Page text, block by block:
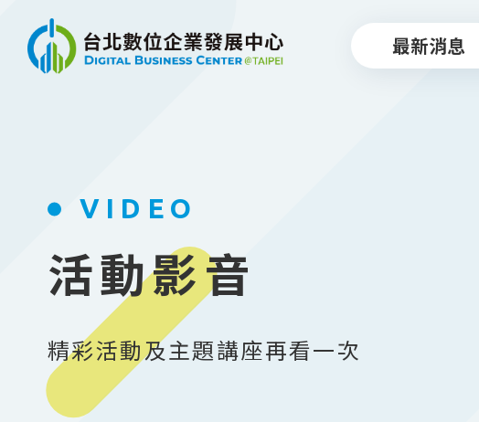
跳到主要內容
最新消息
VIDEO
活動影音
精彩活動及主題講座再看一次